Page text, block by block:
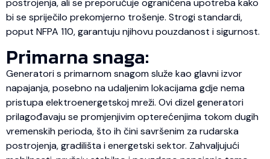
postrojenja, ali se preporučuje ograničena upotreba kako
bi se spriječilo prekomjerno trošenje. Strogi standardi,
poput NFPA 110, garantuju njihovu pouzdanost i sigurnost.
Primarna snaga:
Generatori s primarnom snagom služe kao glavni izvor
napajanja, posebno na udaljenim lokacijama gdje nema
pristupa elektroenergetskoj mreži. Ovi dizel generatori
prilagođavaju se promjenjivim opterećenjima tokom dugih
vremenskih perioda, što ih čini savršenim za rudarska
postrojenja, gradilišta i energetski sektor. Zahvaljujući